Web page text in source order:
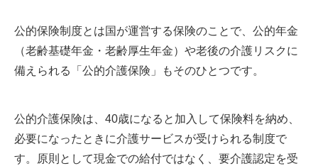
公的保険制度とは国が運営する保険のことで、公的年金
（老齢基礎年金・老齢厚生年金）や老後の介護リスクに
備えられる「公的介護保険」もそのひとつです。
公的介護保険は、40歳になると加入して保険料を納め、
必要になったときに介護サービスが受けられる制度で
す。原則として現金での給付ではなく、要介護認定を受